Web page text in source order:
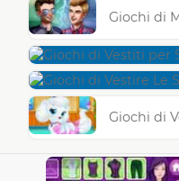
Giochi di
Giochi di